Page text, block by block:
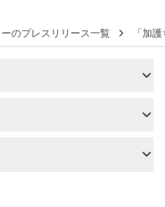
のプレスリリース一覧 「加